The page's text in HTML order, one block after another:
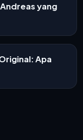
yang
Apa